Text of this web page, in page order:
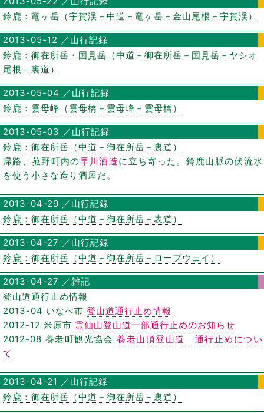
鈴鹿：竜ヶ岳（宇賀渓－中道－竜ヶ岳－金山尾根－宇賀渓）
2013-05-12 ／山行記録
鈴鹿：御在所岳・国見岳（中道－御在所岳－国見岳－ヤシオ
尾根－裏道）
2013-05-04 ／山行記録
鈴鹿：雲母峰（雲母橋－雲母峰－雲母橋）
2013-05-03 ／山行記録
鈴鹿：御在所岳（中道－御在所岳－裏道）
帰路、菰野町内の早川酒造に立ち寄った。鈴鹿山脈の伏流水
を使う小さな造り酒屋だ。
2013-04-29 ／山行記録
鈴鹿：御在所岳（中道－御在所岳－表道）
2013-04-27 ／山行記録
鈴鹿：御在所岳（中道－御在所岳－ロープウェイ）
2013-04-27 ／雑記
登山道通行止め情報
2013-04 いなべ市 登山道通行止め情報
2012-12 米原市 霊仙山登山道一部通行止めのお知らせ
2012-08 養老町観光協会養老山頂登山道 通行止めについ
て
2013-04-21 ／山行記録
鈴鹿：御在所岳（中道－御在所岳－裏道）